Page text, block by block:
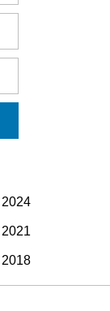
2024
2021
2018
2015